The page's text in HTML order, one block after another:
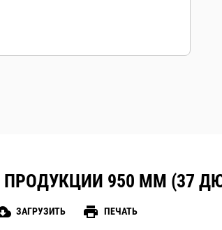
ПРОДУКЦИИ 950 ММ (37
ЗАГРУЗИТЬ print ПЕЧАТЬ